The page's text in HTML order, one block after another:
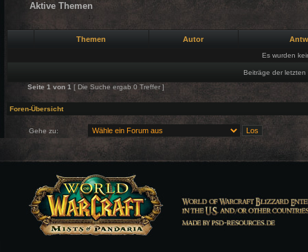
Aktive Themen
Themen Autor
Es wurden
Beiträge der
Seite 1 von 1 [ Die Suche ergab 0 Treffer ]
Foren-Übersicht
Gehe zu: